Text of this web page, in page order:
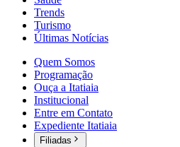
Trends
Turismo
Últimas Notícias
Quem Somos
Programação
Ouça a Itatiaia
Institucional
Entre em Contato
Expediente Itatiaia
Filiadas